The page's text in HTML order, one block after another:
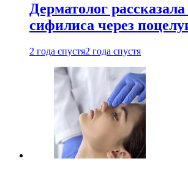
Дерматолог
сифилиса через
2 года спустя2 года спустя